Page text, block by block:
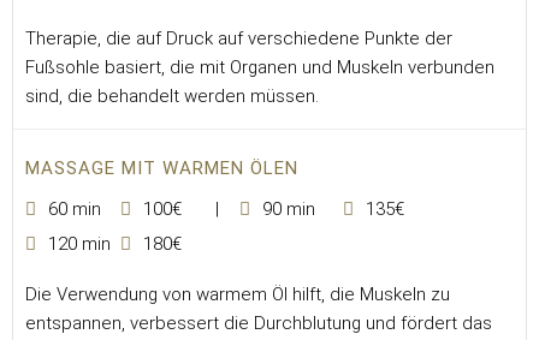
Therapie, die auf Druck auf verschiedene Punkte der
Fußsohle basiert, die mit Organen und Muskeln verbunden
sind, die behandelt werden müssen.
MASSAGE MIT WARMEN ÖLEN
60 min
100€ 90 min
135€
120 min
180€
Die Verwendung von warmem Öl hilft, die Muskeln zu
entspannen, verbessert die Durchblutung und fördert das